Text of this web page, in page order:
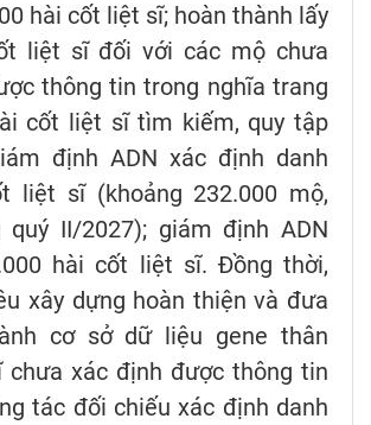
hài cốt liệt sĩ; hoàn thành lấy
liệt sĩ đối với các mộ chưa
thông tin trong nghĩa trang
cốt liệt sĩ tìm kiếm, quy tập
định ADN xác định danh
liệt sĩ (khoảng 232.000 mộ,
quý II/2027); giám định ADN
hài cốt liệt sĩ. Đồng thời,
xây dựng hoàn thiện và đưa
cơ sở dữ liệu gene thân
chưa xác định được thông tin
tác đối chiếu xác định danh